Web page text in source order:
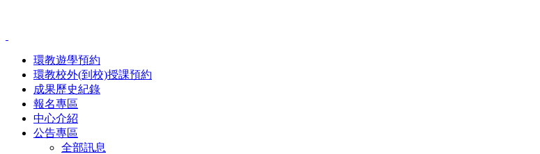
環教遊學預約
環教校外(到校)授課預約
成果歷史紀錄
報名專區
中心介紹
公告專區
全部訊息